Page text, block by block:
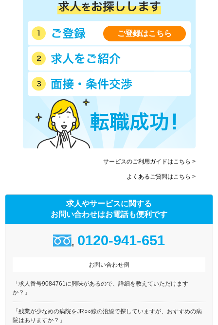
ご登録はこちら
サービスのご利用ガイドはこちら >
よくあるご質問はこちら >
求人やサービスに関する
お問い合わせはお電話も便利です
0120-941-651
お問い合わせ例
「求人番号9084761に興味があるので、詳細を教えていただけます
か？」
「残業が少なめの病院をJR○○線の沿線で探していますが、おすすめの病
院はありますか？」